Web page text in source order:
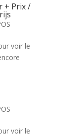
+ Prix /
voir le
voir le